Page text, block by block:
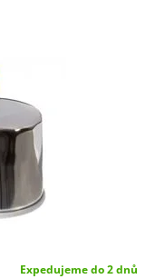
Expedujeme do 2 dnů